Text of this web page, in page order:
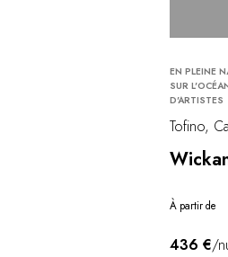
EN PLEINE
SUR
D'ARTISTES
Tofino,
À partir de
436 €/